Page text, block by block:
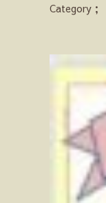
Category；